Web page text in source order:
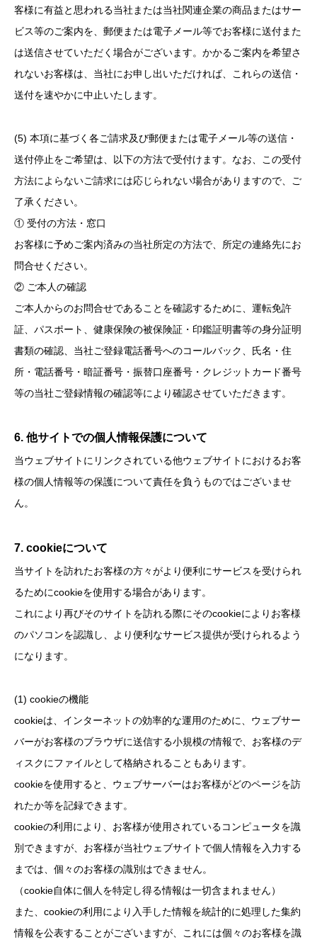
客様に有益と思われる当社または当社関連企業の商品またはサー
ビス等のご案内を、郵便または電子メール等でお客様に送付また
は送信させていただく場合がございます。かかるご案内を希望さ
れないお客様は、当社にお申し出いただければ、これらの送信・
送付を速やかに中止いたします。
(5) 本項に基づく各ご請求及び郵便または電子メール等の送信・
送付停止をご希望は、以下の方法で受付けます。なお、この受付
方法によらないご請求には応じられない場合がありますので、ご
了承ください。
① 受付の方法・窓口
お客様に予めご案内済みの当社所定の方法で、所定の連絡先にお
問合せください。
② ご本人の確認
ご本人からのお問合せであることを確認するために、運転免許
証、パスポート、健康保険の被保険証・印鑑証明書等の身分証明
書類の確認、当社ご登録電話番号へのコールバック、氏名・住
所・電話番号・暗証番号・振替口座番号・クレジットカード番号
等の当社ご登録情報の確認等により確認させていただきます。
6. 他サイトでの個人情報保護について
当ウェブサイトにリンクされている他ウェブサイトにおけるお客
様の個人情報等の保護について責任を負うものではございませ
ん。
7. cookieについて
当サイトを訪れたお客様の方々がより便利にサービスを受けられ
るためにcookieを使用する場合があります。
これにより再びそのサイトを訪れる際にそのcookieによりお客様
のパソコンを認識し、より便利なサービス提供が受けられるよう
になります。
(1) cookieの機能
cookieは、インターネットの効率的な運用のために、ウェブサー
バーがお客様のブラウザに送信する小規模の情報で、お客様のデ
ィスクにファイルとして格納されることもあります。
cookieを使用すると、ウェブサーバーはお客様がどのページを訪
れたか等を記録できます。
cookieの利用により、お客様が使用されているコンピュータを識
別できますが、お客様が当社ウェブサイトで個人情報を入力する
までは、個々のお客様の識別はできません。
（cookie自体に個人を特定し得る情報は一切含まれません）
また、cookieの利用により入手した情報を統計的に処理した集約
情報を公表することがございますが、これには個々のお客様を識